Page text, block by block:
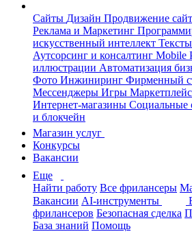
Сайты Дизайн Продвижение
Реклама и Маркетинг
искусственный интеллект Тексты
Аутсорсинг и консалтинг Mobile
иллюстрации Автоматизация
Фото Инжиниринг Фирменный
Мессенджеры Игры
Интернет-магазины Социальные
и блокчейн
Магазин услуг
Конкурсы
Вакансии
Еще
Найти работу Все фрилансеры
Вакансии AI-инструменты
фрилансеров Безопасная сделка
База знаний Помощь